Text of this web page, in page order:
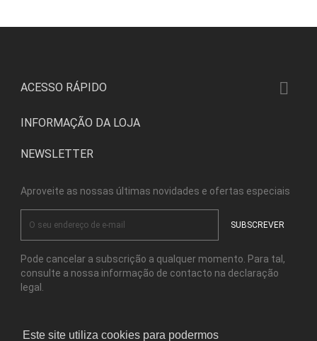
Este site utiliza cookies para podermos
ACESSO RÁPIDO 
INFORMAÇÃO DA LOJA
NEWSLETTER
Aproveite as nossas últimas novidades e ofertas especiais
Pode cancelar a subscrição a qualquer momento. Para tal,
consulte a nossa informação de contacto na declaração
legal.